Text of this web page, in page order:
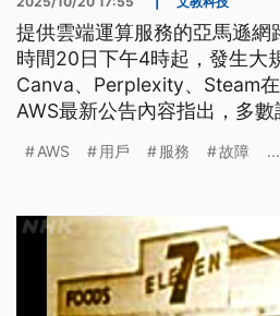
提供雲端運算服務的亞馬遜網
時間20日下午4時起，發生大
Canva、Perplexity、Steam在
AWS最新公告內容指出，多
AWS 用戶 服務 故障 ...